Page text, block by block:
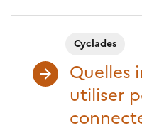
Cyclades
Quelles
utiliser